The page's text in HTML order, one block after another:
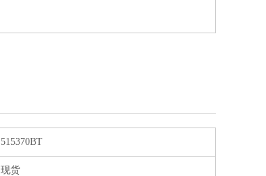
515370BT
现货